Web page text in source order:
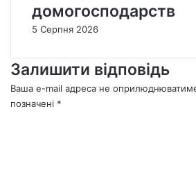
домогосподарств
5 Серпня 2026
Залишити відповідь
Ваша e-mail адреса не
позначені *